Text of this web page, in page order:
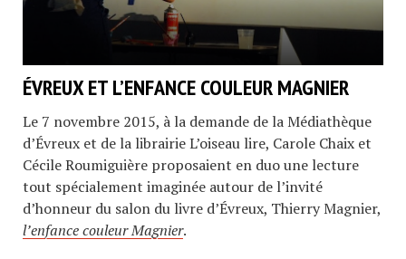
ÉVREUX ET L’ENFANCE COULEUR MAGNIER
Le 7 novembre 2015, à la demande de la Médiathèque
d’Évreux et de la librairie L’oiseau lire, Carole Chaix et
Cécile Roumiguière proposaient en duo une lecture
tout spécialement imaginée autour de l’invité
d’honneur du salon du livre d’Évreux, Thierry Magnier,
l’enfance couleur Magnier.